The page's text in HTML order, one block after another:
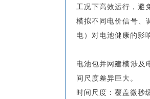
工况下高效运行，避
模拟不同电价信号、
电）对电池健康的影
电池包并网建模涉及
间尺度差异巨大。
时间尺度：覆盖微秒